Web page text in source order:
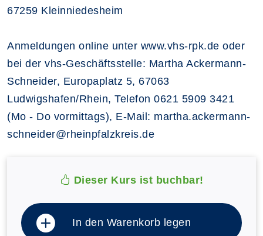
67259 Kleinniedesheim
Anmeldungen online unter www.vhs-rpk.de oder
bei der vhs-Geschäftsstelle: Martha Ackermann-
Schneider, Europaplatz 5, 67063
Ludwigshafen/Rhein, Telefon 0621 5909 3421
(Mo - Do vormittags), E-Mail: martha.ackermann-
schneider@rheinpfalzkreis.de
Dieser Kurs ist buchbar!
In den Warenkorb legen